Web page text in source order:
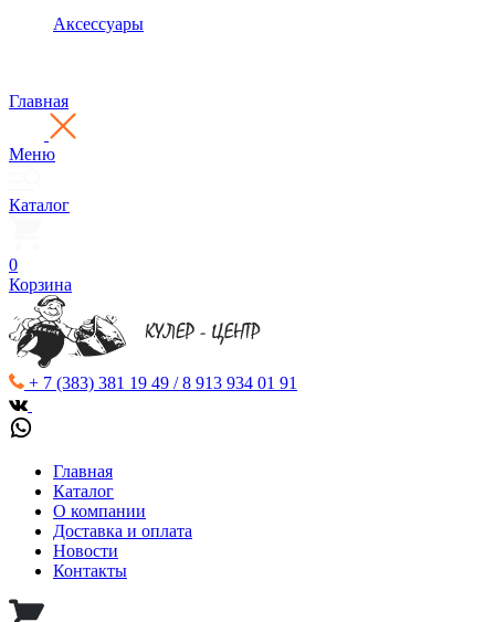
Аксессуары
Главная
Меню
Каталог
0
Корзина
+ 7 (383) 381 19 49 / 8 913 934 01 91
Главная
Каталог
О компании
Доставка и оплата
Новости
Контакты